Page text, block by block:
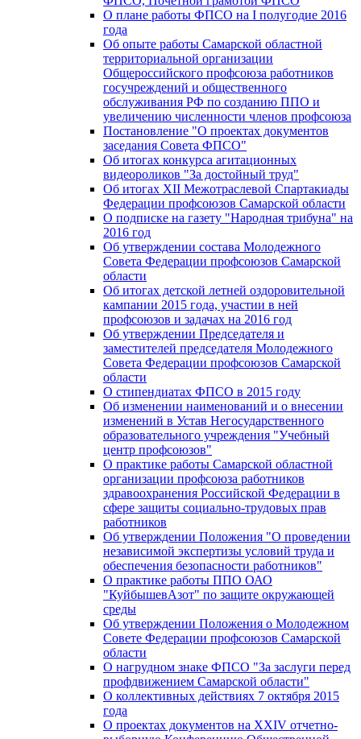
О плане работы ФПСО на I полугодие 2016
года
Об опыте работы Самарской областной
территориальной организации
Общероссийского профсоюза работников
госучреждений и общественного
обслуживания РФ по созданию ППО и
увеличению численности членов профсоюза
Постановление "О проектах документов
заседания Совета ФПСО"
Об итогах конкурса агитационных
видеороликов "За достойный труд"
Об итогах XII Межотраслевой Спартакиады
Федерации профсоюзов Самарской области
О подписке на газету "Народная трибуна" на
2016 год
Об утверждении состава Молодежного
Совета Федерации профсоюзов Самарской
области
Об итогах детской летней оздоровительной
кампании 2015 года, участии в ней
профсоюзов и задачах на 2016 год
Об утверждении Председателя и
заместителей председателя Молодежного
Совета Федерации профсоюзов Самарской
области
О стипендиатах ФПСО в 2015 году
Об изменении наименований и о внесении
изменений в Устав Негосударственного
образовательного учреждения "Учебный
центр профсоюзов"
О практике работы Самарской областной
организации профсоюза работников
здравоохранения Российской Федерации в
сфере защиты социально-трудовых прав
работников
Об утверждении Положения "О проведении
независимой экспертизы условий труда и
обеспечения безопасности работников"
О практике работы ППО ОАО
"КуйбышевАзот" по защите окружающей
среды
Об утверждении Положения о Молодежном
Совете Федерации профсоюзов Самарской
области
О нагрудном знаке ФПСО "За заслуги перед
профдвижением Самарской области"
О коллективных действиях 7 октября 2015
года
О проектах документов на XXIV отчетно-